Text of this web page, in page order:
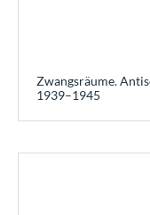
Zwangsräume.
1939–1945